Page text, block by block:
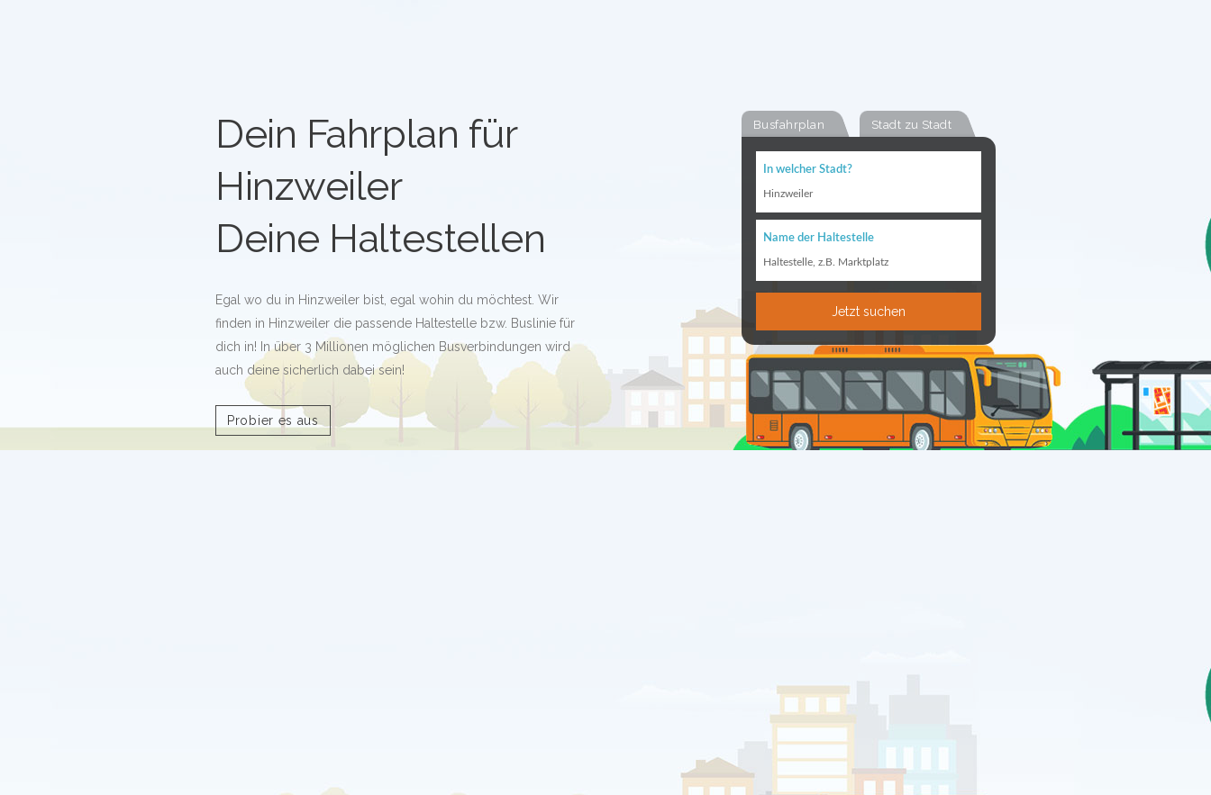
Busfahrplan Stadt zu Stadt
In welcher Stadt?
Hinzweiler
Name der Haltestelle
Haltestelle, z.B. Marktplatz
Jetzt suchen
Dein Fahrplan für
Hinzweiler
Deine Haltestellen
Egal wo du in Hinzweiler bist, egal wohin du möchtest. Wir
finden in Hinzweiler die passende Haltestelle bzw. Buslinie für
dich in! In über 3 Millionen möglichen Busverbindungen wird
auch deine sicherlich dabei sein!
Probier es aus